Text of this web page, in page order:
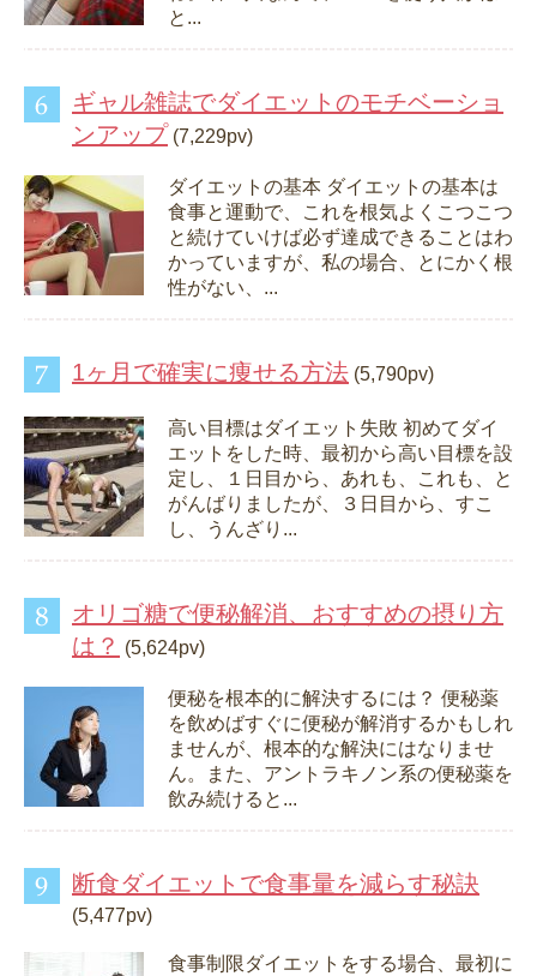
と...
ギャル雑誌でダイエットのモチベーショ
ンアップ (7,229pv)
ダイエットの基本 ダイエットの基本は
食事と運動で、これを根気よくこつこつ
と続けていけば必ず達成できることはわ
かっていますが、私の場合、とにかく根
性がない、...
1ヶ月で確実に痩せる方法 (5,790pv)
高い目標はダイエット失敗 初めてダイ
エットをした時、最初から高い目標を設
定し、１日目から、あれも、これも、と
がんばりましたが、３日目から、すこ
し、うんざり...
オリゴ糖で便秘解消、おすすめの摂り方
は？ (5,624pv)
便秘を根本的に解決するには？ 便秘薬
を飲めばすぐに便秘が解消するかもしれ
ませんが、根本的な解決にはなりませ
ん。また、アントラキノン系の便秘薬を
飲み続けると...
断食ダイエットで食事量を減らす秘訣
(5,477pv)
食事制限ダイエットをする場合、最初に